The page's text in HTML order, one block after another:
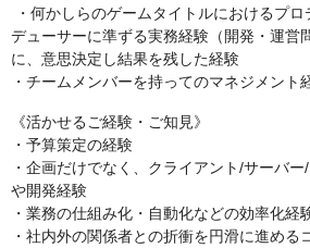
・何かしらのゲームタイトルにおけるプ
デューサーに準ずる実務経験（開発・運営
に、意思決定し結果を残した経験
・チームメンバーを持ってのマネジメント
《活かせるご経験・ご知見》
・予算策定の経験
・企画だけでなく、クライアント/サーバ
や開発経験
・業務の仕組み化・自動化などの効率化経
・社内外の関係者との折衝を円滑に進める